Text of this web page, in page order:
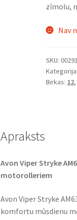
zīmolu,
Nav
SKU:
Kategorija:
Birkas: 12
Apraksts
Avon Viper Stryke
motorolleriem​
Avon Viper Stryke
komfortu mūsdienu